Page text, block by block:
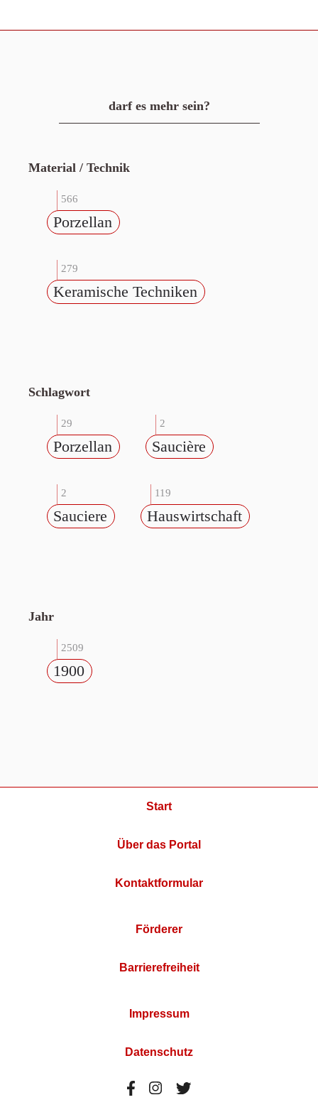
darf es mehr sein?
Material / Technik
566
Porzellan
279
Keramische Techniken
Schlagwort
29
Porzellan
2
Saucière
2
Sauciere
119
Hauswirtschaft
Jahr
2509
1900
Start
Über das Portal
Kontaktformular
Förderer
Barrierefreiheit
Impressum
Datenschutz